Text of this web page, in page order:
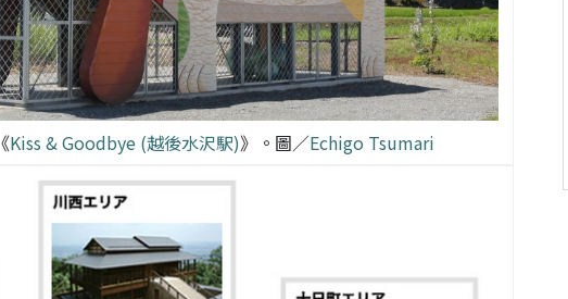
Kiss & Goodbye (越後水沢駅)》。圖／Echigo Tsumari